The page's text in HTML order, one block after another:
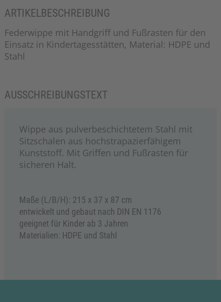
ARTIKELBESCHREIBUNG
Federwippe mit Handgriff und Fußrasten für den
Einsatz in Kindertagesstätten, Material: HDPE und
Stahl
AUSSCHREIBUNGSTEXT
Wippe aus pulverbeschichtetem Stahl mit
Sitzschalen aus hochstrapazierfähigem
Kunststoff. Mit Griffen und Fußrasten für
sicheren Halt.
Maße (L/B/H): 215 x 37 x 87 cm
entwickelt und gebaut nach DIN EN 1176
geeignet für Kinder ab 3 Jahren
Materialien: HDPE und Stahl